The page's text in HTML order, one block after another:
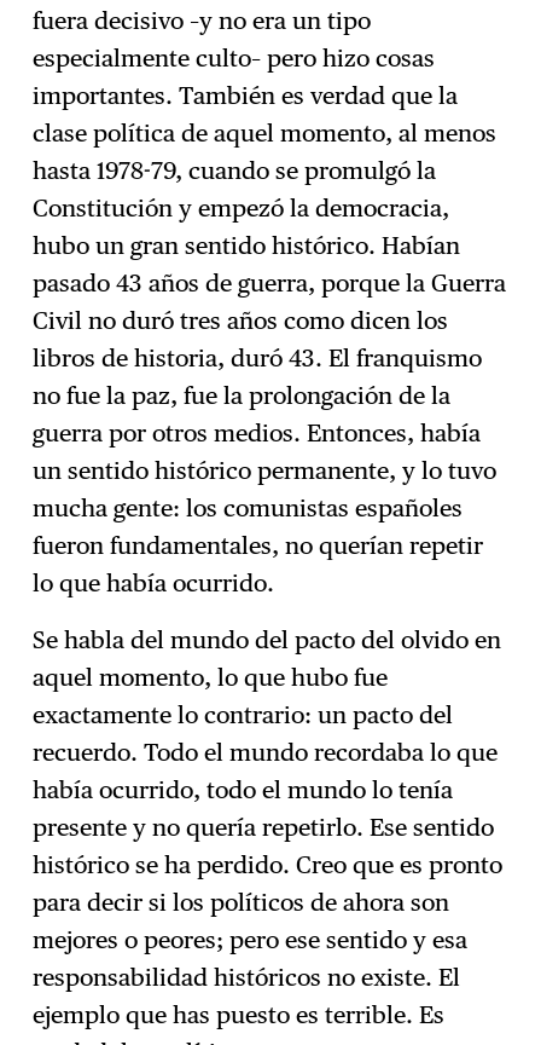
fuera decisivo –y no era un tipo
especialmente culto– pero hizo cosas
importantes. También es verdad que la
clase política de aquel momento, al menos
hasta 1978-79, cuando se promulgó la
Constitución y empezó la democracia,
hubo un gran sentido histórico. Habían
pasado 43 años de guerra, porque la Guerra
Civil no duró tres años como dicen los
libros de historia, duró 43. El franquismo
no fue la paz, fue la prolongación de la
guerra por otros medios. Entonces, había
un sentido histórico permanente, y lo tuvo
mucha gente: los comunistas españoles
fueron fundamentales, no querían repetir
lo que había ocurrido.
Se habla del mundo del pacto del olvido en
aquel momento, lo que hubo fue
exactamente lo contrario: un pacto del
recuerdo. Todo el mundo recordaba lo que
había ocurrido, todo el mundo lo tenía
presente y no quería repetirlo. Ese sentido
histórico se ha perdido. Creo que es pronto
para decir si los políticos de ahora son
mejores o peores; pero ese sentido y esa
responsabilidad históricos no existe. El
ejemplo que has puesto es terrible. Es